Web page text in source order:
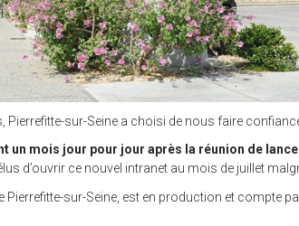
sur-Seine a choisi de nous faire
un mois jour pour jour après la réunion de
d’ouvrir ce nouvel intranet au mois de juillet
Pierrefitte-sur-Seine, est en production et compte